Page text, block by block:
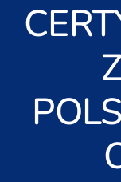
Egzaminy
Aktualności